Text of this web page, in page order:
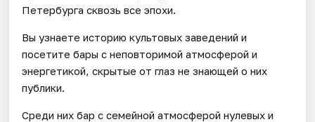
Петербурга сквозь все эпохи.
Вы узнаете историю культовых заведений и
посетите бары с неповторимой атмосферой и
энергетикой, скрытые от глаз не знающей о них
публики.
Среди них бар с семейной атмосферой нулевых и